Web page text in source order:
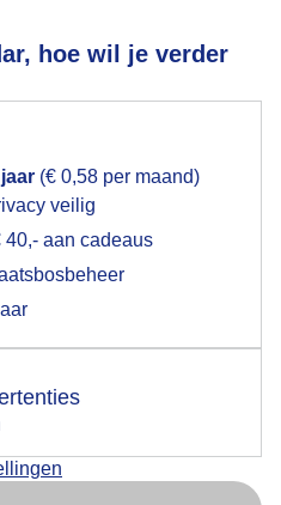
hoe wil je verder
(€ 0,58 per maand)
veilig
40,- aan cadeaus
gebruiken voor het
op hebt gegeven,
up uit je browser waarin
de popup
later